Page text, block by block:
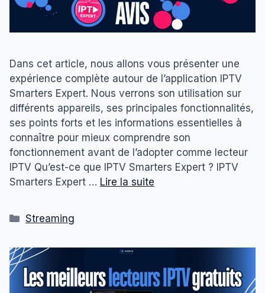
Dans cet article, nous allons vous présenter une
expérience complète autour de l’application IPTV
Smarters Expert. Nous verrons son utilisation sur
différents appareils, ses principales fonctionnalités,
ses points forts et les informations essentielles à
connaître pour mieux comprendre son
fonctionnement avant de l’adopter comme lecteur
IPTV Qu’est-ce que IPTV Smarters Expert ? IPTV
Smarters Expert … Lire la suite
Catégories
Streaming